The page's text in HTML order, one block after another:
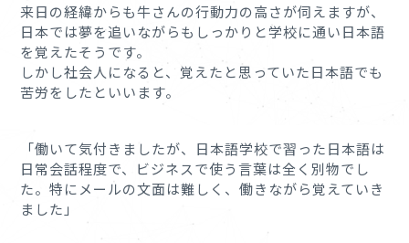
来日の経緯からも牛さんの行動力の高さが伺えますが、
日本では夢を追いながらもしっかりと学校に通い日本語
を覚えたそうです。
しかし社会人になると、覚えたと思っていた日本語でも
苦労をしたといいます。
「働いて気付きましたが、日本語学校で習った日本語は
日常会話程度で、ビジネスで使う言葉は全く別物でし
た。特にメールの文面は難しく、働きながら覚えていき
ました」